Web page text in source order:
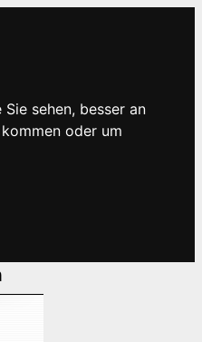
sehen, besser an
oder um